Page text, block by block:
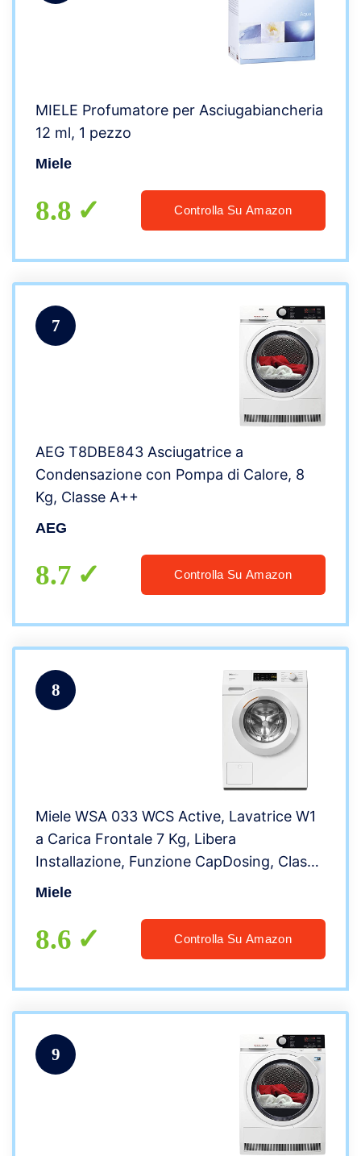
MIELE Profumatore per Asciugabiancheria
12 ml, 1 pezzo
Miele
8.8 Controlla Su Amazon
7
AEG T8DBE843 Asciugatrice a
Condensazione con Pompa di Calore, 8
Kg, Classe A++
AEG
8.7 Controlla Su Amazon
8
Miele WSA 033 WCS Active, Lavatrice W1
a Carica Frontale 7 Kg, Libera
Installazione, Funzione CapDosing, Classe
di Efficienza Energetica B, Bianco Loto
Miele
8.6 Controlla Su Amazon
9